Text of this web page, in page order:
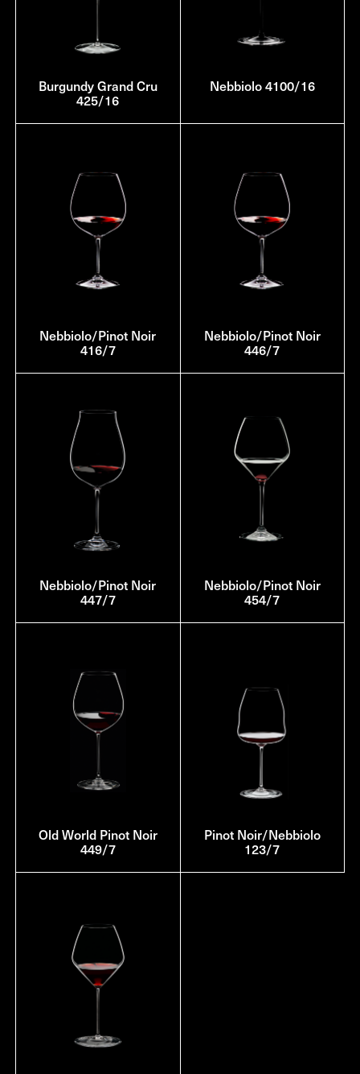
Burgundy Grand Cru
425/16
Nebbiolo 4100/16
Nebbiolo/Pinot Noir
416/7
Nebbiolo/Pinot Noir
446/7
Nebbiolo/Pinot Noir
447/7
Nebbiolo/Pinot Noir
454/7
Old World Pinot Noir
449/7
Pinot Noir/Nebbiolo
123/7